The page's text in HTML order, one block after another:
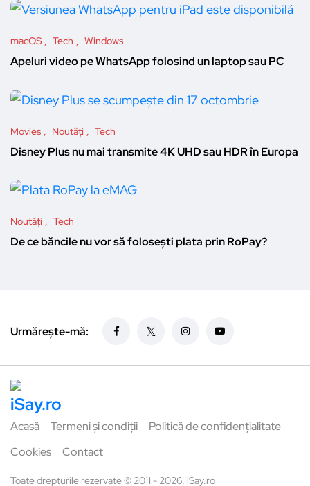
macOS Tech Windows
Apeluri video pe WhatsApp folosind un laptop sau PC
Movies Noutăți Tech
Disney Plus nu mai transmite 4K UHD sau HDR în Europa
Noutăți Tech
De ce băncile nu vor să folosești plata prin RoPay?
Urmărește-mă:
Acasă Termeni și condiții
Politică de confidențialitate
Cookies
Contact
Toate drepturile rezervate © 2011 - 2026, iSay.ro